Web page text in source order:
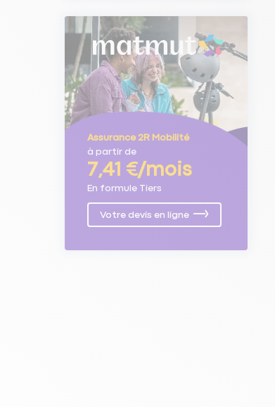
Assurance 2R Mobilité
à partir de
7,41 €/mois
En formule Tiers
Votre devis en ligne